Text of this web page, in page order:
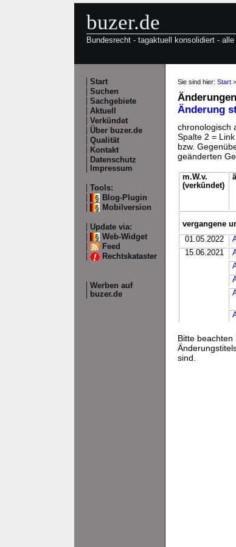
buzer.de
Bundesrecht - tagaktuell konsolidiert -
Start
Suchen
Sachgebiete
Aktuell
Verkündet
Über buzer.de
Qualität
Kontakt
Datenschutz
Impressum
Tools:
Blog-Plugin
Mobilversion
Update via:
Web-Widget
Feed
Rechtskataster
Werben auf
buzer.de
Sie sind hier: Start >
Änderung
chronologisch
Spalte 2 =
bzw.
geänderten
m.W.v.
(verkündet)
vergangene
01.05.2022
15.06.2021
Bitte
sind.